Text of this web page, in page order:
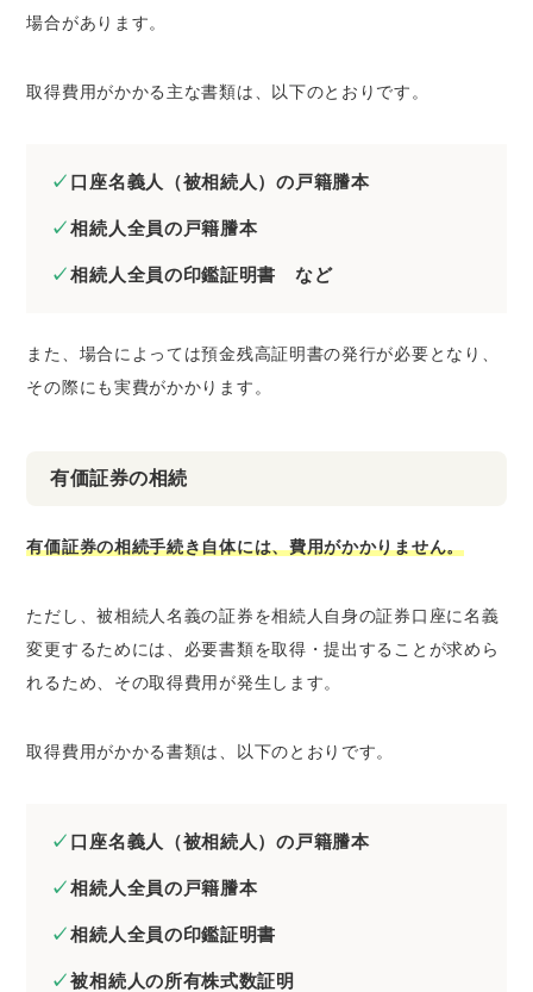
場合があります。
取得費用がかかる主な書類は、以下のとおりです。
口座名義人（被相続人）の戸籍謄本
相続人全員の戸籍謄本
相続人全員の印鑑証明書 など
また、場合によっては預金残高証明書の発行が必要となり、
その際にも実費がかかります。
有価証券の相続
有価証券の相続手続き自体には、費用がかかりません。
ただし、被相続人名義の証券を相続人自身の証券口座に名義
変更するためには、必要書類を取得・提出することが求めら
れるため、その取得費用が発生します。
取得費用がかかる書類は、以下のとおりです。
口座名義人（被相続人）の戸籍謄本
相続人全員の戸籍謄本
相続人全員の印鑑証明書
被相続人の所有株式数証明